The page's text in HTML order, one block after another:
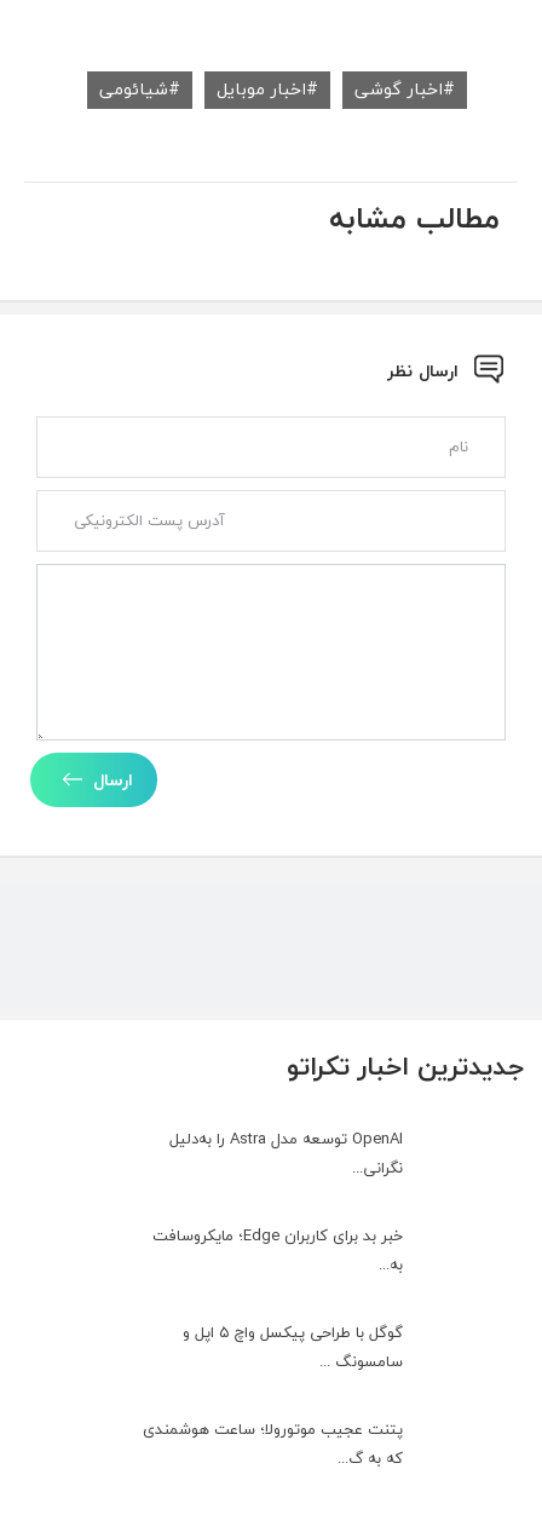
جدیدترین اخبار تکراتو
OpenAI توسعه مدل Astra را به‌دلیل
نگرانی...
خبر بد برای کاربران Edge؛ مایکروسافت
به‌...
گوگل با طراحی پیکسل واچ ۵ اپل و
سامسونگ ...
پتنت عجیب موتورولا؛ ساعت هوشمندی
که به گ...
اخبار گوشی اخبار موبایل شیائومی
مطالب مشابه
ارسال نظر
ارسال